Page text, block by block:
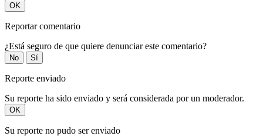
OK
Reportar comentario
¿Está seguro de que quiere denunciar este comentario?
No Sí
Reporte enviado
Su reporte ha sido enviado y será considerada por un moderador.
OK
Su reporte no pudo ser enviado